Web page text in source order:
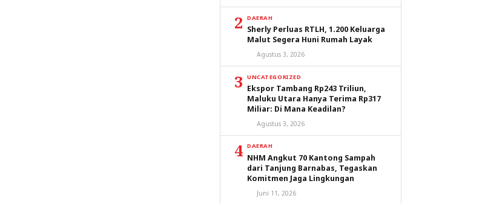
2 DAERAH
Sherly Perluas RTLH, 1.200 Keluarga
Malut Segera Huni Rumah Layak
Agustus 3, 2026
3 UNCATEGORIZED
Ekspor Tambang Rp243 Triliun,
Maluku Utara Hanya Terima Rp317
Miliar: Di Mana Keadilan?
Agustus 3, 2026
4 DAERAH
NHM Angkut 70 Kantong Sampah
dari Tanjung Barnabas, Tegaskan
Komitmen Jaga Lingkungan
Juni 11, 2026